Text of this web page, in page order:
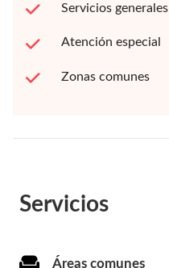
Servicios generales
Atención especial
Zonas comunes
Servicios
Áreas comunes